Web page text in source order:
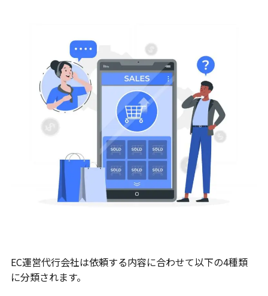
EC運営代行会社は依頼する内容に合わせて以下の4種類
に分類されます。